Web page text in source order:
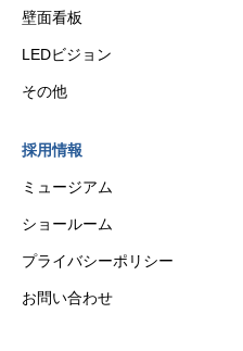
壁面看板
LEDビジョン
その他
採用情報
ミュージアム
ショールーム
プライバシーポリシー
お問い合わせ